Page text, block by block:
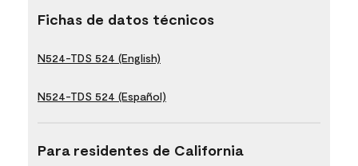
Fichas de datos técnicos
N524-TDS 524 (English)
N524-TDS 524 (Español)
Para residentes de California